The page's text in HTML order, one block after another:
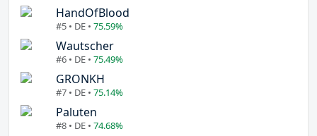
HandOfBlood
#5 • DE • 75.59%
Wautscher
#6 • DE • 75.49%
GRONKH
#7 • DE • 75.14%
Paluten
#8 • DE • 74.68%